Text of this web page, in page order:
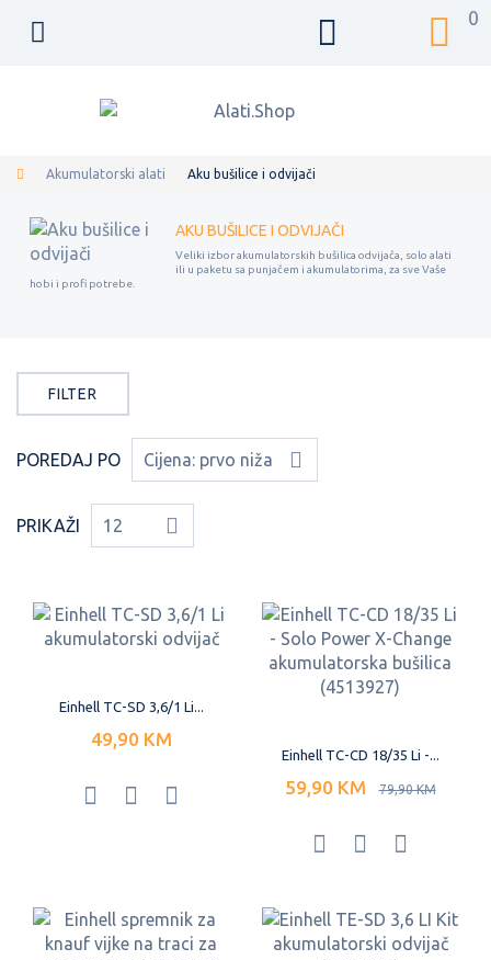
0
Akumulatorski alati Aku bušilice i odvijači
AKU BUŠILICE I ODVIJAČI
Veliki izbor akumulatorskih bušilica odvijača, solo alati
ili u paketu sa punjačem i akumulatorima, za sve Vaše
hobi i profi potrebe.
POREDAJ PO Cijena: prvo niža
PRIKAŽI 12
Einhell TC-SD 3,6/1 Li...
49,90 KM
Einhell TC-CD 18/35 Li -...
59,90 KM 79,90 KM
FILTER